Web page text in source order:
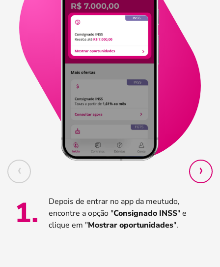
1.
Depois de entrar no app da meutudo,
encontre a opção "Consignado INSS" e
clique em "Mostrar oportunidades".